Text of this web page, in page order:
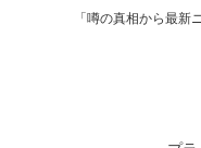
「噂の真相から最新